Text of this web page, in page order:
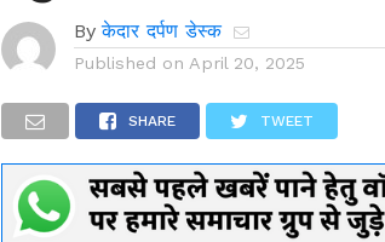
By केदार दर्पण डेस्क
Published on April 20, 2025
SHARE TWEET